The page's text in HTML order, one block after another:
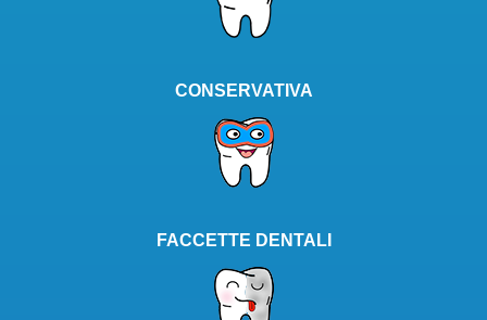
CONSERVATIVA
FACCETTE DENTALI